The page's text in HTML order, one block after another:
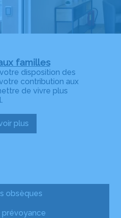
familles
disposition des
contribution aux
de vivre plus
plus
:
obsèques
prévoyance